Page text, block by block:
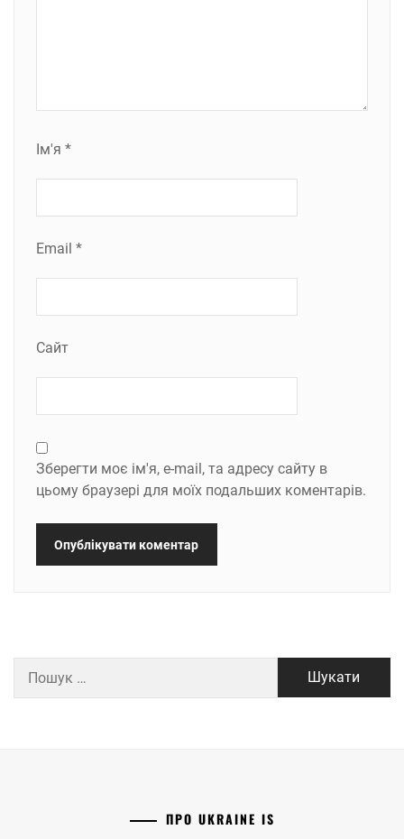
Ім'я *
Email *
Сайт
Зберегти моє ім'я, e-mail, та адресу сайту в
цьому браузері для моїх подальших коментарів.
ПРО UKRAINE IS